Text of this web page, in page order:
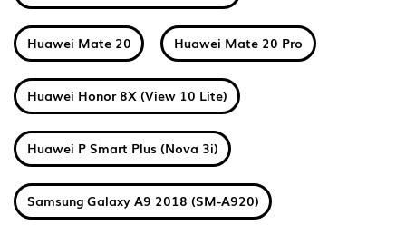
Huawei Mate 20 Huawei Mate 20 Pro
Huawei Honor 8X (View 10 Lite)
Huawei P Smart Plus (Nova 3i)
Samsung Galaxy A9 2018 (SM-A920)